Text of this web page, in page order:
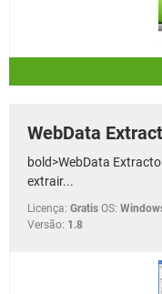
WebData
bold>WebData
extrair...
Licença: Gratis OS:
Versão: 1.8